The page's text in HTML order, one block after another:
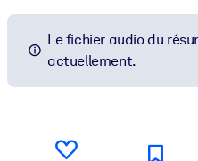
Le fichier audio du
actuellement.